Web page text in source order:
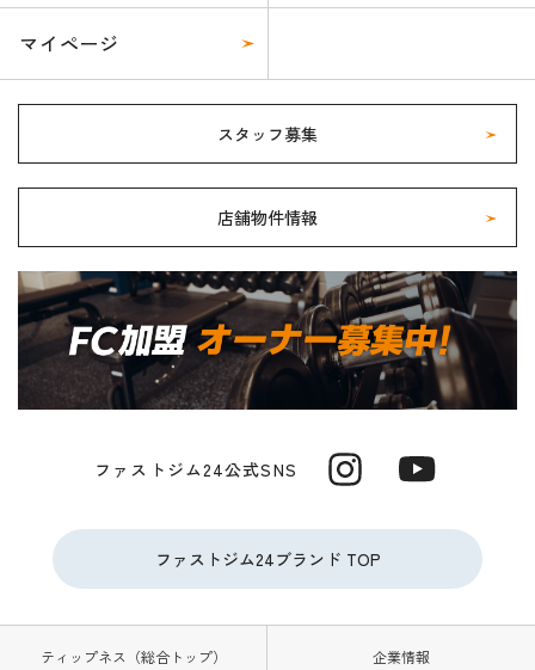
マイページ
スタッフ募集
店舗物件情報
ファストジム24公式SNS
ファストジム24ブランド TOP
ティップネス（総合トップ） 企業情報